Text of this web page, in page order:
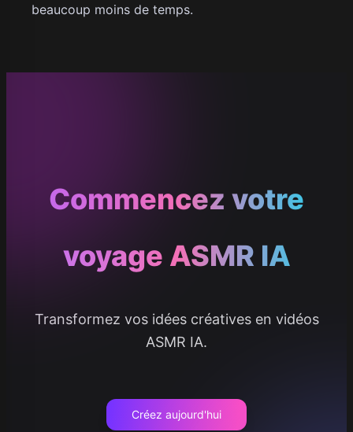
beaucoup moins de temps.
Commencez votre
voyage ASMR IA
Transformez vos idées créatives en vidéos
ASMR IA.
Créez aujourd'hui